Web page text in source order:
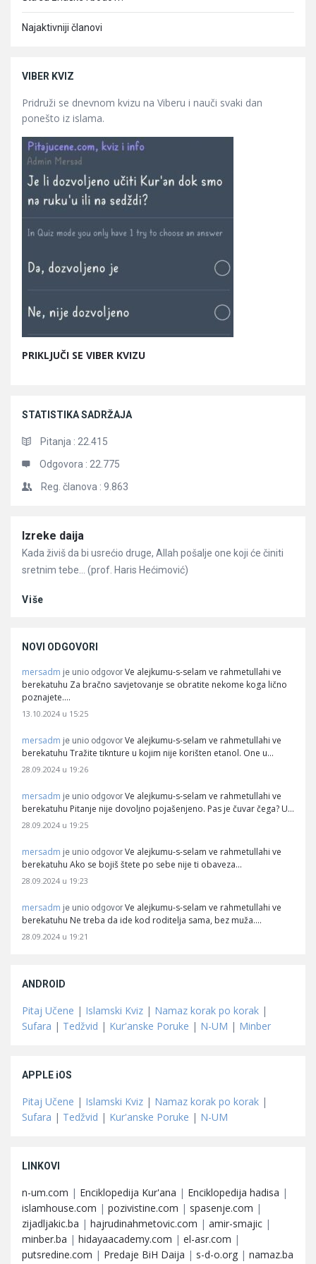
Najaktivniji članovi
VIBER KVIZ
Pridruži se dnevnom kvizu na Viberu i nauči svaki dan
ponešto iz islama.
PRIKLJUČI SE VIBER KVIZU
STATISTIKA SADRŽAJA
Pitanja : 22.415
Odgovora : 22.775
Reg. članova : 9.863
Članci
Izreke daija
Kada živiš da bi usrećio druge, Allah pošalje one koji će činiti
sretnim tebe… (prof. Haris Hećimović)
Više
NOVI ODGOVORI
mersadm je unio odgovor Ve alejkumu-s-selam ve rahmetullahi ve
berekatuhu Za bračno savjetovanje se obratite nekome koga lično
poznajete.…
13.10.2024 u 15:25
mersadm je unio odgovor Ve alejkumu-s-selam ve rahmetullahi ve
berekatuhu Tražite tiknture u kojim nije korišten etanol. One u…
28.09.2024 u 19:26
mersadm je unio odgovor Ve alejkumu-s-selam ve rahmetullahi ve
berekatuhu Pitanje nije dovoljno pojašenjeno. Pas je čuvar čega? U…
28.09.2024 u 19:25
mersadm je unio odgovor Ve alejkumu-s-selam ve rahmetullahi ve
berekatuhu Ako se bojiš štete po sebe nije ti obaveza…
28.09.2024 u 19:23
mersadm je unio odgovor Ve alejkumu-s-selam ve rahmetullahi ve
berekatuhu Ne treba da ide kod roditelja sama, bez muža.…
28.09.2024 u 19:21
ANDROID
Pitaj Učene | Islamski Kviz | Namaz korak po korak |
Sufara | Tedžvid | Kur'anske Poruke | N-UM | Minber
APPLE iOS
Pitaj Učene | Islamski Kviz | Namaz korak po korak |
Sufara | Tedžvid | Kur'anske Poruke | N-UM
LINKOVI
n-um.com | Enciklopedija Kur'ana | Enciklopedija hadisa |
islamhouse.com | pozivistine.com | spasenje.com |
zijadljakic.ba | hajrudinahmetovic.com | amir-smajic |
minber.ba | hidayaacademy.com | el-asr.com |
putsredine.com | Predaje BiH Daija | s-d-o.org | namaz.ba